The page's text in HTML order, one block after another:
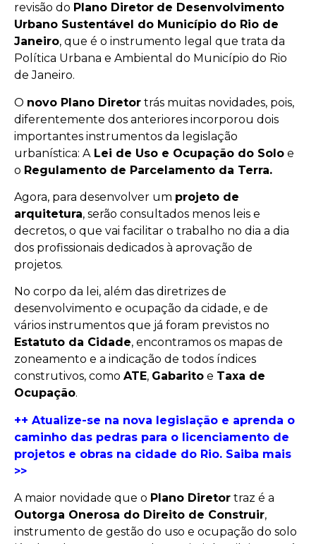
revisão do Plano Diretor de Desenvolvimento
Urbano Sustentável do Município do Rio de
Janeiro, que é o instrumento legal que trata da
Política Urbana e Ambiental do Município do Rio
de Janeiro.
O novo Plano Diretor trás muitas novidades, pois,
diferentemente dos anteriores incorporou dois
importantes instrumentos da legislação
urbanística: A Lei de Uso e Ocupação do Solo e
o Regulamento de Parcelamento da Terra.
Agora, para desenvolver um projeto de
arquitetura, serão consultados menos leis e
decretos, o que vai facilitar o trabalho no dia a dia
dos profissionais dedicados à aprovação de
projetos.
No corpo da lei, além das diretrizes de
desenvolvimento e ocupação da cidade, e de
vários instrumentos que já foram previstos no
Estatuto da Cidade, encontramos os mapas de
zoneamento e a indicação de todos índices
construtivos, como ATE, Gabarito e Taxa de
Ocupação.
++ Atualize-se na nova legislação e aprenda o
caminho das pedras para o licenciamento de
projetos e obras na cidade do Rio. Saiba mais
>>
A maior novidade que o Plano Diretor traz é a
Outorga Onerosa do Direito de Construir,
instrumento de gestão do uso e ocupação do solo